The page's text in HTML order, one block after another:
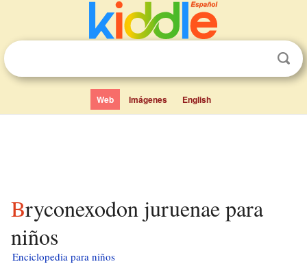
Web Imágenes English
Bryconexodon juruenae para
niños
Enciclopedia para niños